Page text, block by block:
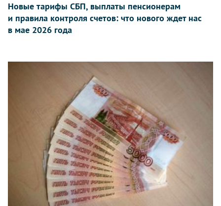
Новые тарифы СБП, выплаты пенсионерам
и правила контроля счетов: что нового ждет нас
в мае 2026 года